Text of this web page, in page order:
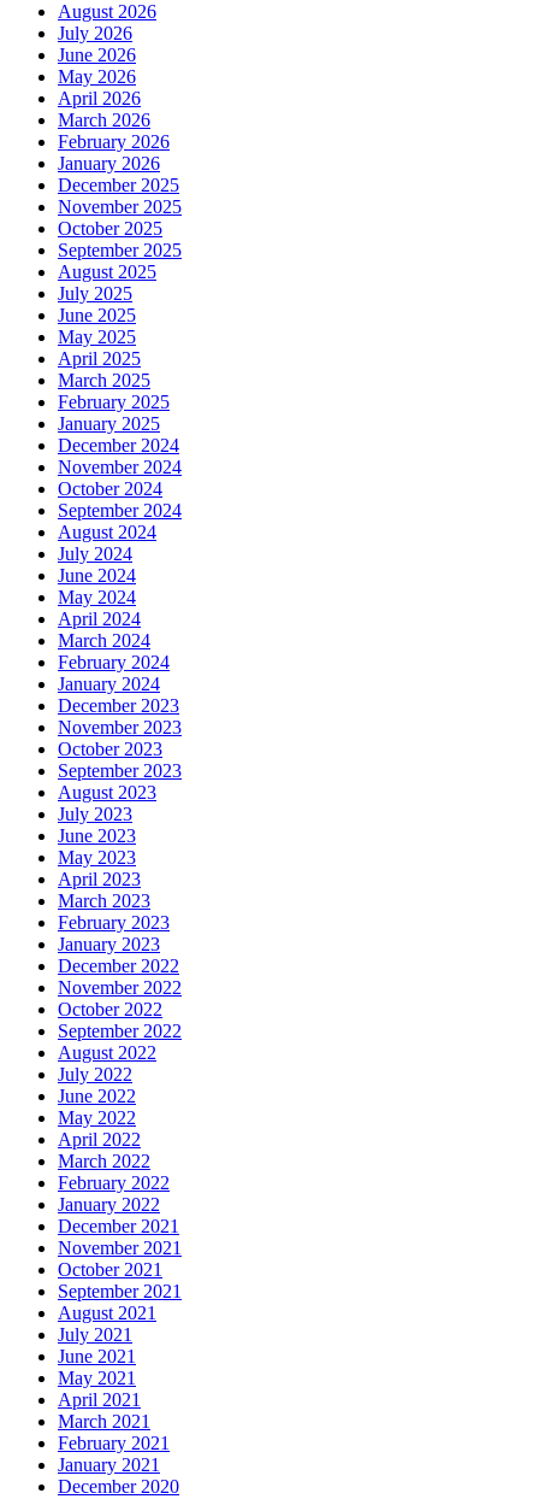
August 2026
July 2026
June 2026
May 2026
April 2026
March 2026
February 2026
January 2026
December 2025
November 2025
October 2025
September 2025
August 2025
July 2025
June 2025
May 2025
April 2025
March 2025
February 2025
January 2025
December 2024
November 2024
October 2024
September 2024
August 2024
July 2024
June 2024
May 2024
April 2024
March 2024
February 2024
January 2024
December 2023
November 2023
October 2023
September 2023
August 2023
July 2023
June 2023
May 2023
April 2023
March 2023
February 2023
January 2023
December 2022
November 2022
October 2022
September 2022
August 2022
July 2022
June 2022
May 2022
April 2022
March 2022
February 2022
January 2022
December 2021
November 2021
October 2021
September 2021
August 2021
July 2021
June 2021
May 2021
April 2021
March 2021
February 2021
January 2021
December 2020